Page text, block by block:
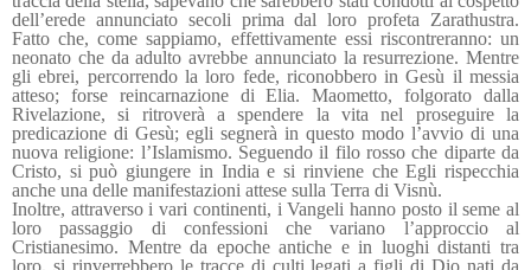
dell’erede annunciato secoli prima dal loro profeta Zarathustra.
Fatto che, come sappiamo, effettivamente essi riscontreranno: un
neonato che da adulto avrebbe annunciato la resurrezione. Mentre
gli ebrei, percorrendo la loro fede, riconobbero in Gesù il messia
atteso; forse reincarnazione di Elia. Maometto, folgorato dalla
Rivelazione, si ritroverà a spendere la vita nel proseguire la
predicazione di Gesù; egli segnerà in questo modo l’avvio di una
nuova religione: l’Islamismo. Seguendo il filo rosso che diparte da
Cristo, si può giungere in India e si rinviene che Egli rispecchia
anche una delle manifestazioni attese sulla Terra di Visnù.
Inoltre, attraverso i vari continenti, i Vangeli hanno posto il seme al
loro passaggio di confessioni che variano l’approccio al
Cristianesimo. Mentre da epoche antiche e in luoghi distanti tra
loro, si rinverrebbero le tracce di culti legati a figli di Dio nati da